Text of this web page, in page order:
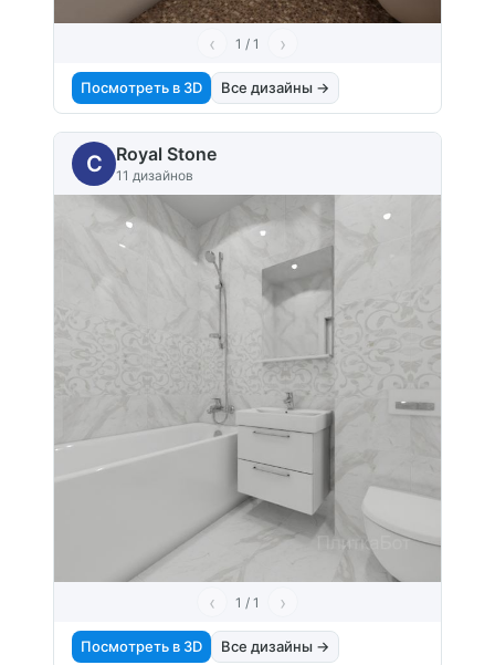
‹ 1 / 1 ›
Посмотреть в 3D Все дизайны →
C Royal Stone
11 дизайнов
‹ 1 / 1 ›
Посмотреть в 3D Все дизайны →